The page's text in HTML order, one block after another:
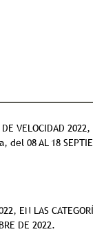
VELOCIDAD 2022,
del 08 AL 18
EN LAS
DE 2022.